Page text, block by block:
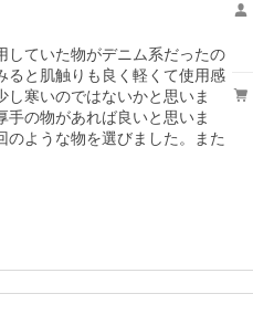
していた物がデニム系だったの
ると肌触りも良く軽くて使用感
寒いのではないかと思いま
の物があれば良いと思いま
ような物を選びました。また